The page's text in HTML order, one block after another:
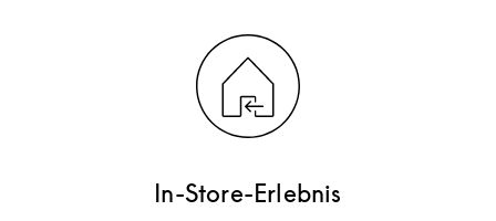
In-Store-Erlebnis